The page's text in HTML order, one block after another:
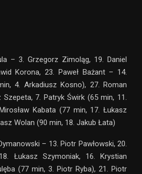
– 3. Grzegorz Zimoląg, 19. Daniel
Korona, 23. Paweł Bażant – 14.
4. Arkadiusz Kosno), 27. Roman
Szepeta, 7. Patryk Świrk (65 min, 11.
Kabata (77 min, 17. Łukasz
Wolan (90 min, 18. Jakub Łata)
– 13. Piotr Pawłowski, 20.
Łukasz Szymoniak, 16. Krystian
(77 min, 3. Piotr Ryba), 21. Piotr